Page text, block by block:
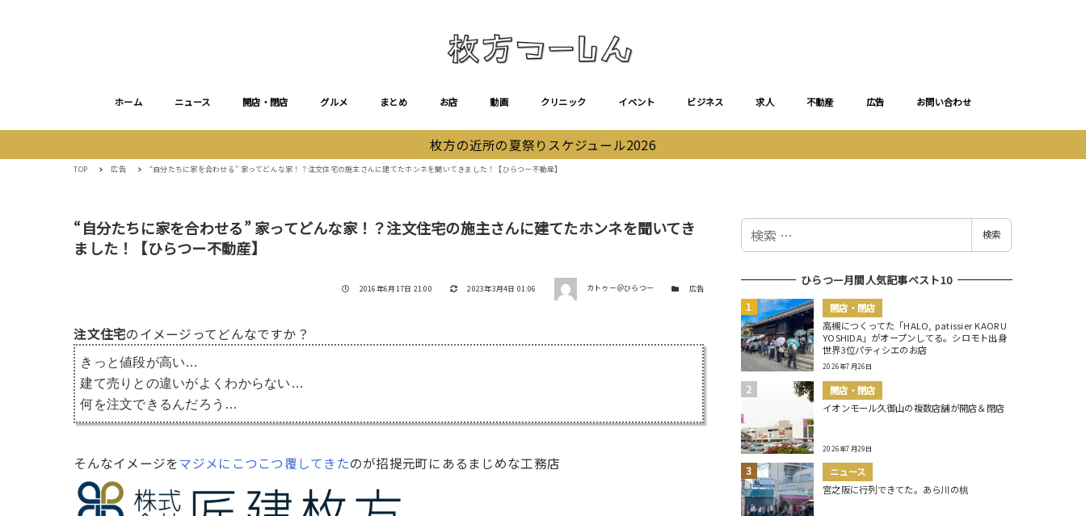
ホーム ニュース 開店・閉店 グルメ まとめ お店 動画 クリニック イベント ビジネス 求人 不動産 広告 お問い合わせ
枚方の近所の夏祭りスケジュール2026
TOP 広告 “自分たちに家を合わせる” 家ってどんな家！？注文住宅の施主さんに建てたホンネを聞いてきました！【ひらつー不動産】
“自分たちに家を合わせる” 家ってどんな家！？注文住宅の施主さんに建てたホンネを聞いてき
ました！【ひらつー不動産】
投稿日
2016年6月17日 21:00 更新日
2023年3月4日 01:06 著者 カトゥー＠ひらつー カテゴリー
広告
注文住宅のイメージってどんなですか？
きっと値段が高い…
建て売りとの違いがよくわからない…
何を注文できるんだろう…
そんなイメージをマジメにこつこつ覆してきたのが招提元町にあるまじめな工務店
検
検索
ひらつー月間人気記事ベスト10
開店・閉店
高槻につくってた「HALO, patissier KAORU
YOSHIDA」がオープンしてる。シロモト出身
世界3位パティシエのお店
2026年7月26日
開店・閉店
イオンモール久御山の複数店舗が開店＆閉店
2026年7月29日
ニュース
宮之阪に行列できてた。あら川の桃